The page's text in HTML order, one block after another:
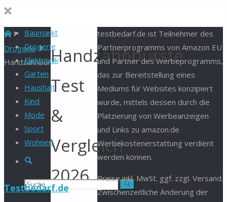
Baumarkt
Drogerie
Elektronik
Garten
Haushalt
Kind
Mode
Sport
Wohnen
Suche
Suchen Suche
Testbedarf.de
Start
Drogerie
HandzahnbürsteHandzahnbürste
Test
&
Vergleich
2026
testbedarf.de ist Teilnehmer des
Partnerprogramms von Amazon EU
und Partner des Werbeprogramms,
das zur Bereitstellung eines
Mediums für Websites konzipiert
wurde, mittels dessen durch die
Platzierung von Werbeanzeigen
und Links zu amazon.de
Werbekostenerstattung verdient
werden können.
Preise inkl. MwSt. ggf. zzgl. Versand.
Zwischenzeitliche Änderung der